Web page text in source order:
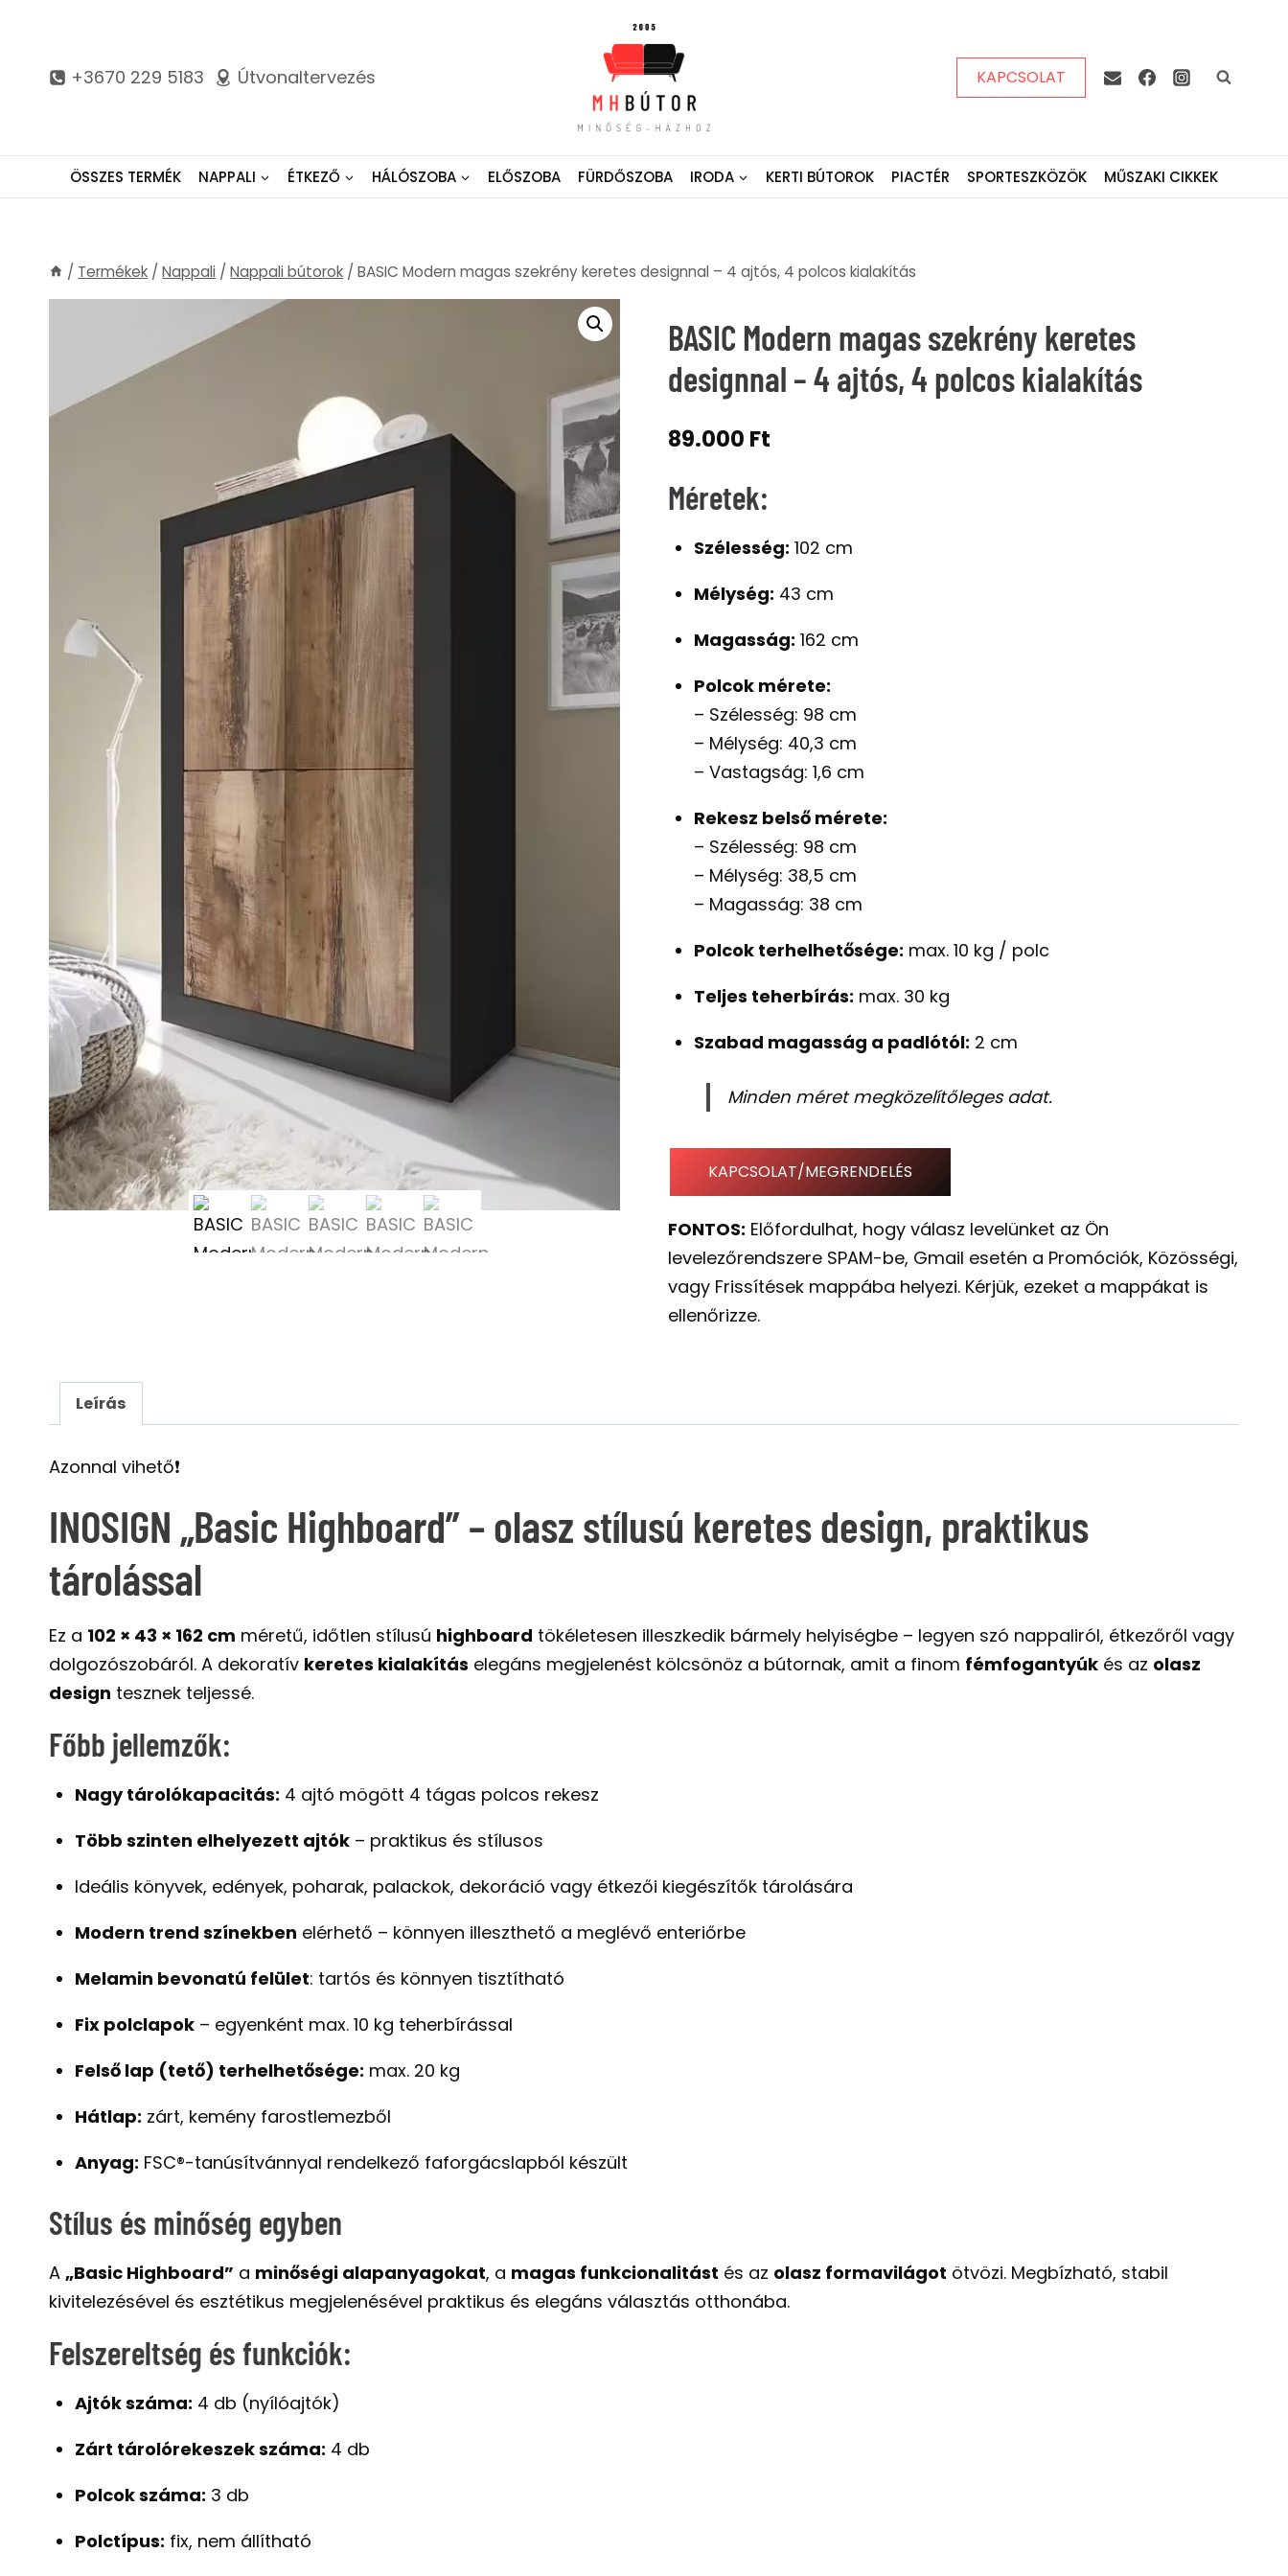
content +3670 229 5183 Útvonaltervezés KAPCSOLAT
ÖSSZES TERMÉK NAPPALI ÉTKEZŐ HÁLÓSZOBA ELŐSZOBA FÜRDŐSZOBA IRODA KERTI BÚTOROK PIACTÉR SPORTESZKÖZÖK MŰSZAKI CIKKEK
/ Termékek / Nappali / Nappali bútorok / BASIC Modern magas szekrény keretes designnal – 4 ajtós, 4 polcos kialakítás
BASIC Modern magas szekrény keretes
designnal – 4 ajtós, 4 polcos kialakítás
89.000 Ft
Méretek:
Szélesség: 102 cm
Mélység: 43 cm
Magasság: 162 cm
Polcok mérete:
– Szélesség: 98 cm
– Mélység: 40,3 cm
– Vastagság: 1,6 cm
Rekesz belső mérete:
– Szélesség: 98 cm
– Mélység: 38,5 cm
– Magasság: 38 cm
Polcok terhelhetősége: max. 10 kg / polc
Teljes teherbírás: max. 30 kg
Szabad magasság a padlótól: 2 cm
Minden méret megközelítőleges adat.
KAPCSOLAT/MEGRENDELÉS
FONTOS: Előfordulhat, hogy válasz levelünket az Ön
levelezőrendszere SPAM-be, Gmail esetén a Promóciók, Közösségi,
vagy Frissítések mappába helyezi. Kérjük, ezeket a mappákat is
ellenőrizze.
Leírás
Azonnal vihető❗️
INOSIGN „Basic Highboard” – olasz stílusú keretes design, praktikus
tárolással
Ez a 102 × 43 × 162 cm méretű, időtlen stílusú highboard tökéletesen illeszkedik bármely helyiségbe – legyen szó nappaliról, étkezőről vagy
dolgozószobáról. A dekoratív keretes kialakítás elegáns megjelenést kölcsönöz a bútornak, amit a finom fémfogantyúk és az olasz
design tesznek teljessé.
Főbb jellemzők:
Nagy tárolókapacitás: 4 ajtó mögött 4 tágas polcos rekesz
Több szinten elhelyezett ajtók – praktikus és stílusos
Ideális könyvek, edények, poharak, palackok, dekoráció vagy étkezői kiegészítők tárolására
Modern trend színekben elérhető – könnyen illeszthető a meglévő enteriőrbe
Melamin bevonatú felület: tartós és könnyen tisztítható
Fix polclapok – egyenként max. 10 kg teherbírással
Felső lap (tető) terhelhetősége: max. 20 kg
Hátlap: zárt, kemény farostlemezből
Anyag: FSC®-tanúsítvánnyal rendelkező faforgácslapból készült
Stílus és minőség egyben
A „Basic Highboard” a minőségi alapanyagokat, a magas funkcionalitást és az olasz formavilágot ötvözi. Megbízható, stabil
kivitelezésével és esztétikus megjelenésével praktikus és elegáns választás otthonába.
Felszereltség és funkciók:
Ajtók száma: 4 db (nyílóajtók)
Zárt tárolórekeszek száma: 4 db
Polcok száma: 3 db
Polctípus: fix, nem állítható